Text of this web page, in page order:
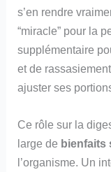
s’en rendre
“miracle” pour la
supplémentaire
et de
ajuster ses
Ce rôle sur la
large de bienfaits
l’organisme. Un